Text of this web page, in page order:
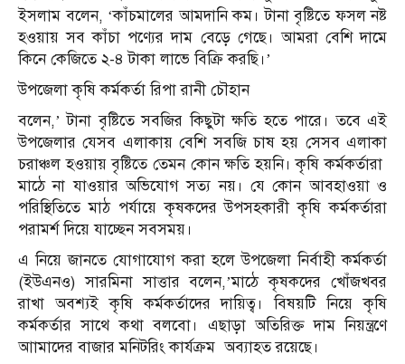
ইসলাম বলেন, ‘কাঁচমালের আমদানি কম। টানা বৃষ্টিতে ফসল নষ্ট
হওয়ায় সব কাঁচা পণ্যের দাম বেড়ে গেছে। আমরা বেশি দামে
কিনে কেজিতে ২-৪ টাকা লাভে বিক্রি করছি।’
উপজেলা কৃষি কর্মকর্তা রিপা রানী চৌহান
বলেন,’ টানা বৃষ্টিতে সবজির কিছুটা ক্ষতি হতে পারে। তবে এই
উপজেলার যেসব এলাকায় বেশি সবজি চাষ হয় সেসব এলাকা
চরাঞ্চল হওয়ায় বৃষ্টিতে তেমন কোন ক্ষতি হয়নি। কৃষি কর্মকর্তারা
মাঠে না যাওয়ার অভিযোগ সত্য নয়। যে কোন আবহাওয়া ও
পরিস্থিতিতে মাঠ পর্যায়ে কৃষকদের উপসহকারী কৃষি কর্মকর্তারা
পরামর্শ দিয়ে যাচ্ছেন সবসময়।
এ নিয়ে জানতে যোগাযোগ করা হলে উপজেলা নির্বাহী কর্মকর্তা
(ইউএনও) সারমিনা সাত্তার বলেন,’মাঠে কৃষকদের খোঁজখবর
রাখা অবশ্যই কৃষি কর্মকর্তাদের দায়িত্ব। বিষয়টি নিয়ে কৃষি
কর্মকর্তার সাথে কথা বলবো। এছাড়া অতিরিক্ত দাম নিয়ন্ত্রণে
আামাদের বাজার মনিটরিং কার্যক্রম অব্যাহত রয়েছে।